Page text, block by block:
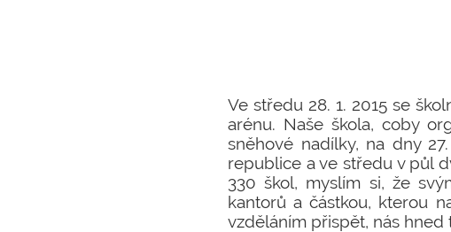
Ve středu 28. 1. 2015 se
arénu. Naše škola, coby
sněhové nadílky, na dny
republice a ve středu v půl
330 škol, myslím si, že
kantorů a částkou, kterou
vzděláním přispět, nás hned